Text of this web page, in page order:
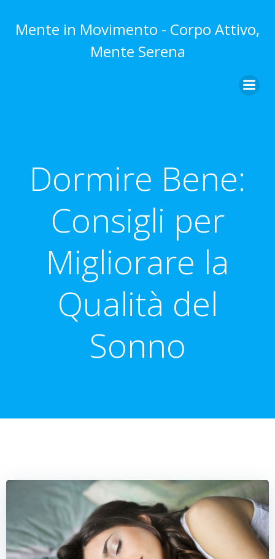
contenuto
Mente in Movimento - Corpo Attivo,
Mente Serena
Dormire Bene:
Consigli per
Migliorare la
Qualità del
Sonno